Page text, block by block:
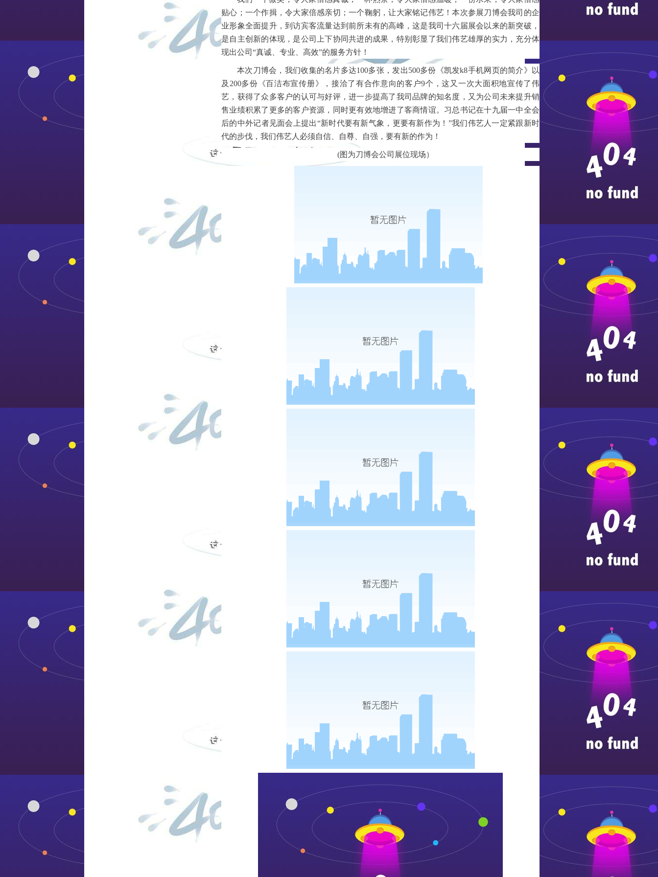
贴心；一个作揖，令大家倍感亲切；一个鞠躬，让大家铭记伟艺！本次参展刀博会我司的企
业形象全面提升，到访宾客流量达到前所未有的高峰，这是我司十六届展会以来的新突破，
是自主创新的体现，是公司上下协同共进的成果，特别彰显了我们伟艺雄厚的实力 ，充分体
现出公司“真诚、专业、高效”的服务方针！
本次刀博会，我们收集的名片多达100多张，发出500多份《凯发k8手机网页的简介》以
及200多份《百洁布宣传册》，接洽了有合作意向的客户9个，这又一次大面积地宣传了伟
艺，获得了众多客户的认可与好评，进一步提高了我司品牌的知名度，又为公司未来提升销
售业绩积累了更多的客户资源，同时更有效地增进了客商情谊。习总书记在十九届一中全会
后的中外记者见面会上提出“新时代要有新气象，更要有新作为！”我们伟艺人一定紧跟新时
代的步伐，我们伟艺人必须自信、自尊、自强，要有新的作为！
(图为刀博会公司展位现场）